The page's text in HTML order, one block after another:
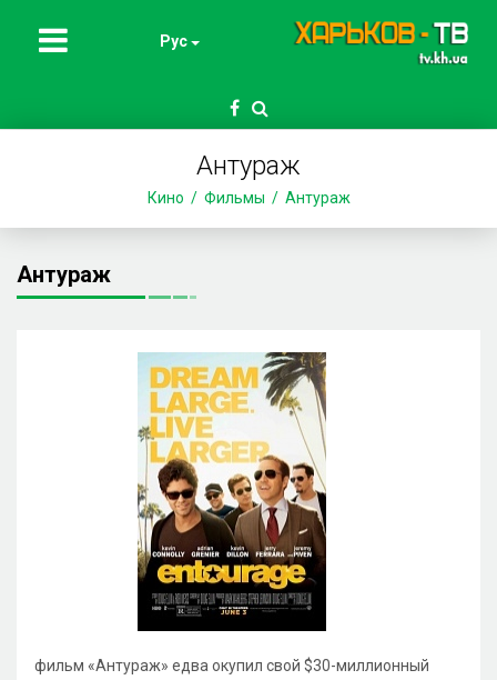
Рус
Антураж
Кино Фильмы Антураж
Антураж
фильм «Антураж» едва окупил свой $30-миллионный